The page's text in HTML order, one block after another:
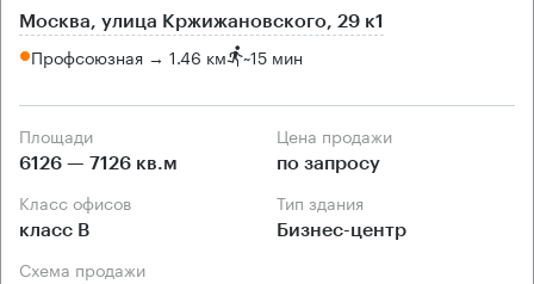
Москва, улица Кржижановского, 29 к1
Профсоюзная → 1.46 км ~15 мин
Площади
6126 — 7126 кв.м
Цена продажи
по запросу
Класс офисов
класс B
Тип здания
Бизнес-центр
Схема продажи